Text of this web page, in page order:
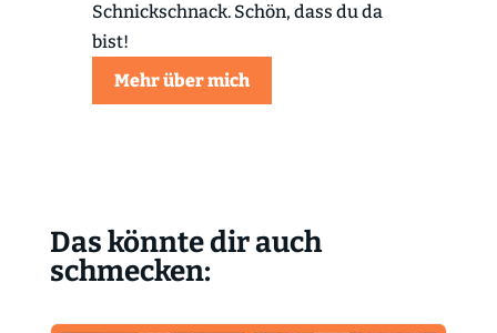
Schnickschnack. Schön, dass du da
bist!
Mehr über mich
Das könnte dir auch
schmecken: